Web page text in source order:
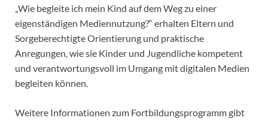
„Wie begleite ich mein Kind auf dem Weg zu einer
eigenständigen Mediennutzung?“ erhalten Eltern und
Sorgeberechtigte Orientierung und praktische
Anregungen, wie sie Kinder und Jugendliche kompetent
und verantwortungsvoll im Umgang mit digitalen Medien
begleiten können.
Weitere Informationen zum Fortbildungsprogramm gibt